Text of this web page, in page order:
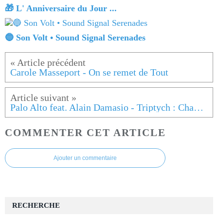
🎁 L' Anniversaire du Jour ...
🔵 Son Volt • Sound Signal Serenades
Carole Masseport - On se remet de Tout
Palo Alto feat. Alain Damasio - Triptych : Chaosmos
COMMENTER CET ARTICLE
Ajouter un commentaire
RECHERCHE